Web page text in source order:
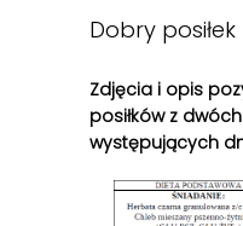
Dobry posiłek
Zdjęcia i opis
posiłków z
występujących